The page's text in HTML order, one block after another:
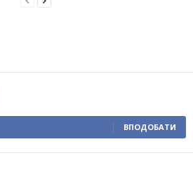
ВПОДОБАТИ